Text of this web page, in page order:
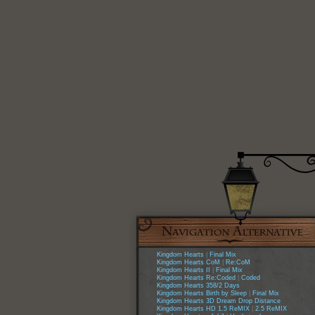
Kingdom Hearts
Final Mix
Kingdom Hearts CoM
Re:CoM
Kingdom Hearts II
Final Mix
Kingdom Hearts Re:Coded
Coded
Kingdom Hearts 358/2 Days
Kingdom Hearts Birth by Sleep|
Final Mix
Kingdom Hearts 3D Dream Drop Distance
Kingdom Hearts HD 1.5 ReMIX| 2.5 ReMIX